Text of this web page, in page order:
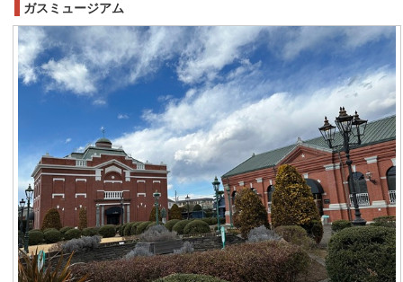
ガスミュージアム